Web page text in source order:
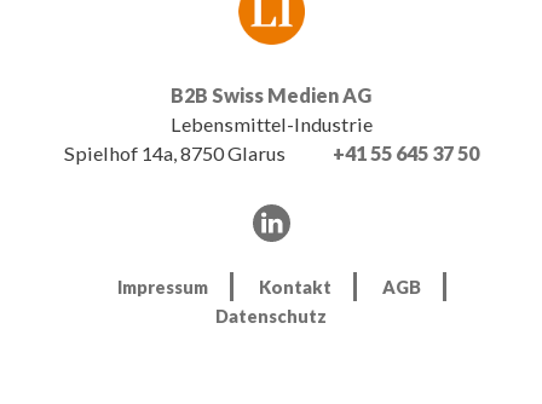
B2B Swiss Medien AG
Lebensmittel-Industrie
Spielhof 14a, 8750 Glarus
+41 55 645 37 50
Impressum Kontakt
AGB
Datenschutz